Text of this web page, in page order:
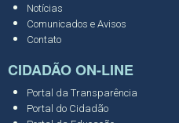
Notícias
Comunicados e Avisos
Contato
CIDADÃO ON-LINE
Portal da Transparência
Portal do Cidadão